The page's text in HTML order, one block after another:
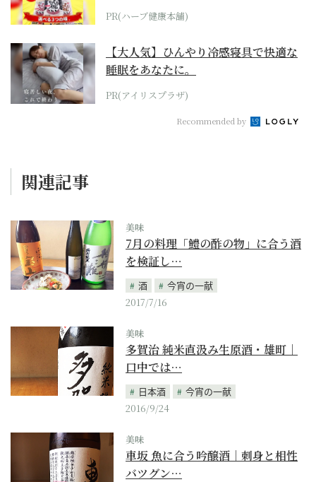
PR(ハーブ健康本舗)
【大人気】ひんやり冷感寝具で快適な
睡眠をあなたに。
PR(アイリスプラザ)
Recommended by
関連記事
美味
7月の料理「鱧の酢の物」に合う酒
を検証し…
酒
今宵の一献
2017/7/16
美味
多賀治 純米直汲み生原酒・雄町｜
口中では…
日本酒
今宵の一献
2016/9/24
美味
車坂 魚に合う吟醸酒｜刺身と相性
バツグン…